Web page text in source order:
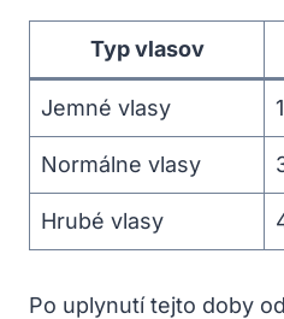
Typ vlasov
Jemné vlasy
Normálne vlasy
Hrubé vlasy
Po uplynutí tejto doby